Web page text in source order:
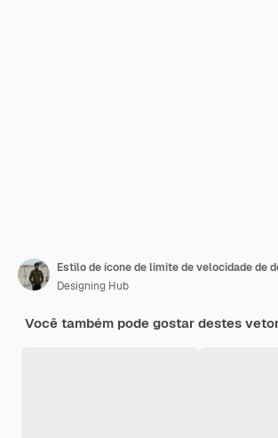
Estilo de ícone de limite de velocidade de
Designing Hub
Você também pode gostar destes